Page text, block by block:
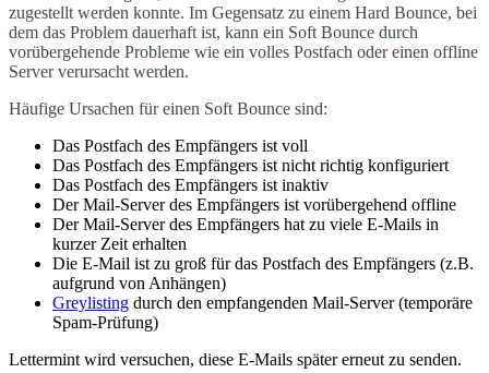
zugestellt werden konnte. Im Gegensatz zu einem Hard Bounce, bei
dem das Problem dauerhaft ist, kann ein Soft Bounce durch
vorübergehende Probleme wie ein volles Postfach oder einen offline
Server verursacht werden.
Häufige Ursachen für einen Soft Bounce sind:
Das Postfach des Empfängers ist voll
Das Postfach des Empfängers ist nicht richtig konfiguriert
Das Postfach des Empfängers ist inaktiv
Der Mail-Server des Empfängers ist vorübergehend offline
Der Mail-Server des Empfängers hat zu viele E-Mails in
kurzer Zeit erhalten
Die E-Mail ist zu groß für das Postfach des Empfängers (z.B.
aufgrund von Anhängen)
Greylisting durch den empfangenden Mail-Server (temporäre
Spam-Prüfung)
Lettermint wird versuchen, diese E-Mails später erneut zu senden.